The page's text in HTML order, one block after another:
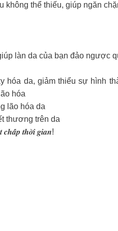
thể thiếu, giúp ngăn
làn da của bạn đảo ngược
da, giảm thiểu sự hình
hóa
lão hóa da
thương trên da
𝒄𝒉𝒂̂́𝒑 𝒕𝒉𝒐̛̀𝒊 𝒈𝒊𝒂𝒏!